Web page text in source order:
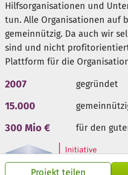
Projekt teilen
Hilfsorganisationen und
tun. Alle Organisationen auf
gemeinnützig. Da auch wir
sind und nicht
Plattform für die
2007 gegründet
15.000
300 Mio € für den